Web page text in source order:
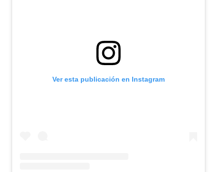
Ver esta publicación en Instagram